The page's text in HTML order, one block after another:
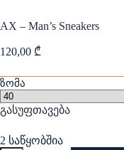
AX – Man’s Sneakers
120,00 ₾
ზომა
გასუფთავება
2 საწყობშია